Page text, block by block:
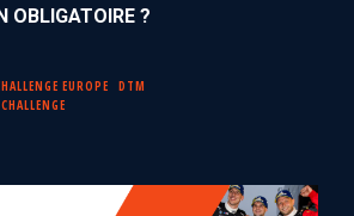
OBLIGATOIRE ?
EUROPE
DTM